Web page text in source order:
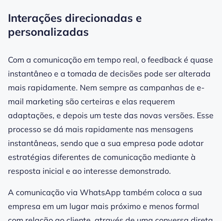
Interações direcionadas e
personalizadas
Com a comunicação em tempo real, o feedback é quase
instantâneo e a tomada de decisões pode ser alterada
mais rapidamente. Nem sempre as campanhas de e-
mail marketing são certeiras e elas requerem
adaptações, e depois um teste das novas versões. Esse
processo se dá mais rapidamente nas mensagens
instantâneas, sendo que a sua empresa pode adotar
estratégias diferentes de comunicação mediante à
resposta inicial e ao interesse demonstrado.
A comunicação via WhatsApp também coloca a sua
empresa em um lugar mais próximo e menos formal